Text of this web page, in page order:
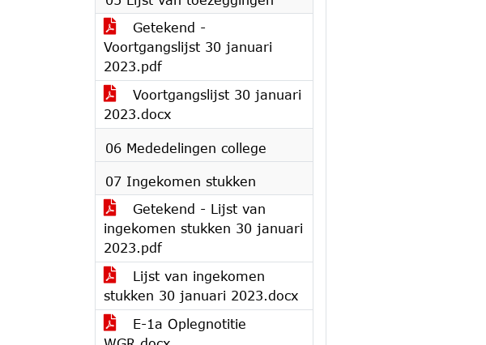
Getekend -
Voortgangslijst 30 januari
2023.pdf
Voortgangslijst 30 januari
2023.docx
06 Mededelingen college
07 Ingekomen stukken
Getekend - Lijst van
ingekomen stukken 30 januari
2023.pdf
Lijst van ingekomen
stukken 30 januari 2023.docx
E-1a Oplegnotitie